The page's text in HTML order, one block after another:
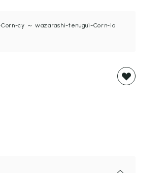
cy ～ wazarashi-tenugui-Corn-la